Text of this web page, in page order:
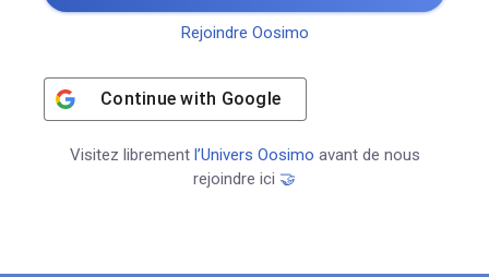
Rejoindre Oosimo
Continue with Google
Visitez librement l’Univers Oosimo avant de nous
rejoindre ici 🤝